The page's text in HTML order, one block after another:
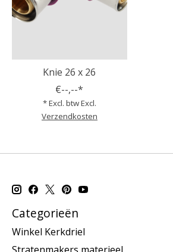
Knie 26 x 26
€--,--*
* Excl. btw Excl.
Verzendkosten
Categorieën
Winkel Kerkdriel